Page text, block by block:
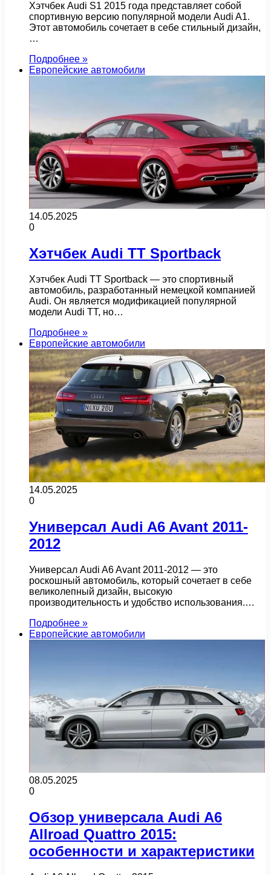
Хэтчбек Audi S1 2015 года представляет собой
спортивную версию популярной модели Audi A1.
Этот автомобиль сочетает в себе стильный дизайн,
…
Подробнее »
Европейские автомобили
14.05.2025
0
Хэтчбек Audi TT Sportback
Хэтчбек Audi TT Sportback — это спортивный
автомобиль, разработанный немецкой компанией
Audi. Он является модификацией популярной
модели Audi TT, но…
Подробнее »
Европейские автомобили
14.05.2025
0
Универсал Audi A6 Avant 2011-
2012
Универсал Audi A6 Avant 2011-2012 — это
роскошный автомобиль, который сочетает в себе
великолепный дизайн, высокую
производительность и удобство использования.…
Подробнее »
Европейские автомобили
08.05.2025
0
Обзор универсала Audi A6
Allroad Quattro 2015:
особенности и характеристики